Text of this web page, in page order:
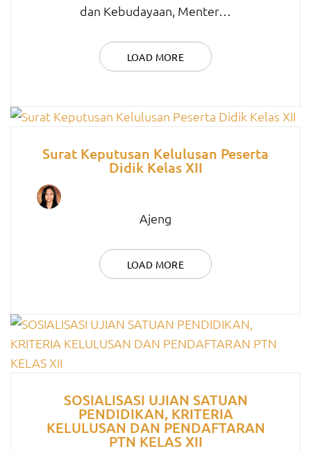
dan Kebudayaan, Menter…
LOAD MORE
Surat Keputusan Kelulusan Peserta
Didik Kelas XII
Ajeng
LOAD MORE
SOSIALISASI UJIAN SATUAN
PENDIDIKAN, KRITERIA
KELULUSAN DAN PENDAFTARAN
PTN KELAS XII